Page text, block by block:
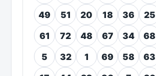
49
51 20 18 36 25
61
72 48 67 34 68
5
32 1 69 58 63